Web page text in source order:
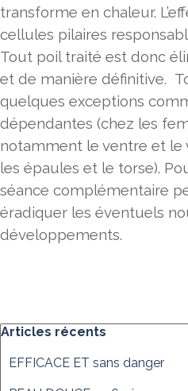
transforme en chaleur.
cellules pilaires
Tout poil traité est donc
et de manière définitive.
quelques exceptions
dépendantes (chez les
notamment le ventre et le
les épaules et le torse).
séance complémentaire
éradiquer les éventuels
développements.
Sauter le bloc Articles
Articles récents
EFFICACE ET sans danger